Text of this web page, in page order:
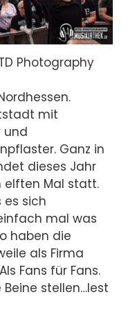
Photography
mit
und
Ganz in
dieses Jahr
Mal statt.
es sich
mal was
haben die
als Firma
Fans für Fans.
stellen…lest